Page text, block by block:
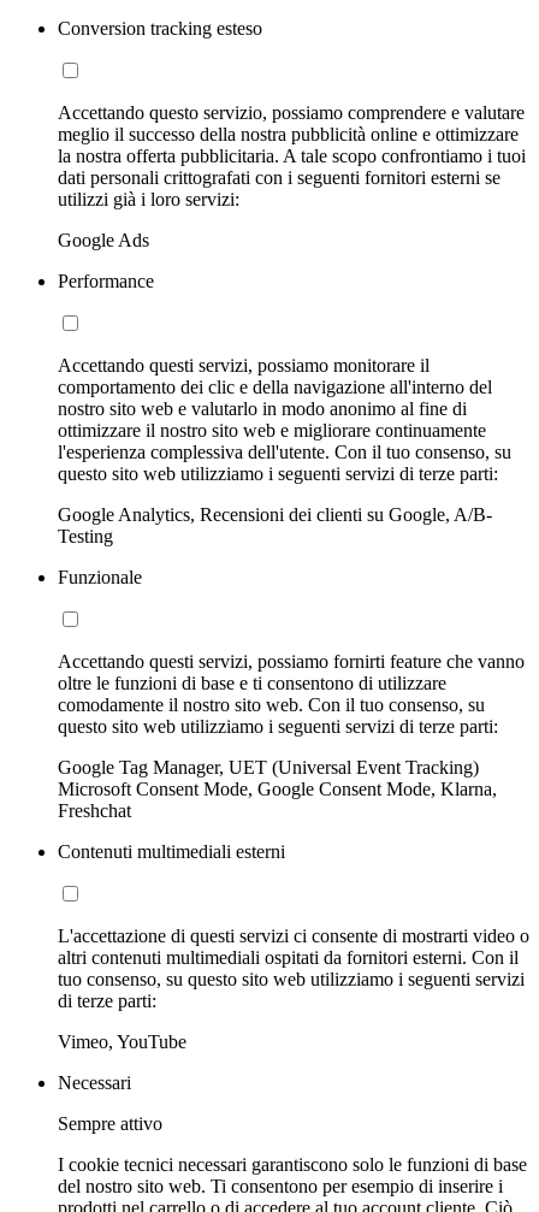
Conversion tracking esteso
Accettando questo servizio, possiamo comprendere e valutare
meglio il successo della nostra pubblicità online e ottimizzare
la nostra offerta pubblicitaria. A tale scopo confrontiamo i tuoi
dati personali crittografati con i seguenti fornitori esterni se
utilizzi già i loro servizi:
Google Ads
Performance
Accettando questi servizi, possiamo monitorare il
comportamento dei clic e della navigazione all'interno del
nostro sito web e valutarlo in modo anonimo al fine di
ottimizzare il nostro sito web e migliorare continuamente
l'esperienza complessiva dell'utente. Con il tuo consenso, su
questo sito web utilizziamo i seguenti servizi di terze parti:
Google Analytics, Recensioni dei clienti su Google, A/B-
Testing
Funzionale
Accettando questi servizi, possiamo fornirti feature che vanno
oltre le funzioni di base e ti consentono di utilizzare
comodamente il nostro sito web. Con il tuo consenso, su
questo sito web utilizziamo i seguenti servizi di terze parti:
Google Tag Manager, UET (Universal Event Tracking)
Microsoft Consent Mode, Google Consent Mode, Klarna,
Freshchat
Contenuti multimediali esterni
L'accettazione di questi servizi ci consente di mostrarti video o
altri contenuti multimediali ospitati da fornitori esterni. Con il
tuo consenso, su questo sito web utilizziamo i seguenti servizi
di terze parti:
Vimeo, YouTube
Necessari
Sempre attivo
I cookie tecnici necessari garantiscono solo le funzioni di base
del nostro sito web. Ti consentono per esempio di inserire i